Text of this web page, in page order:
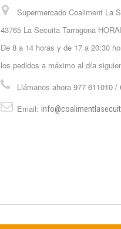
Supermercado Coaliment La
43765 La Secuita Tarragona
De 8 a 14 horas y de 17 a 20:30
los pedidos a máximo al día
Llámanos ahora 977 611010 /
Email: